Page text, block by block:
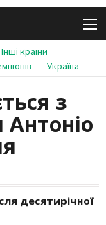
Інші країни
Україна
з
десятирічної